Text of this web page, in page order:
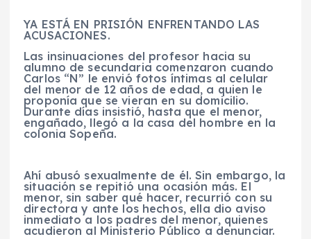
YA ESTÁ EN PRISIÓN ENFRENTANDO LAS
ACUSACIONES.
Las insinuaciones del profesor hacia su
alumno de secundaria comenzaron cuando
Carlos “N” le envió fotos íntimas al celular
del menor de 12 años de edad, a quien le
proponía que se vieran en su domicilio.
Durante días insistió, hasta que el menor,
engañado, llegó a la casa del hombre en la
colonia Sopeña.
Ahí abusó sexualmente de él. Sin embargo, la
situación se repitió una ocasión más. El
menor, sin saber qué hacer, recurrió con su
directora y ante los hechos, ella dio aviso
inmediato a los padres del menor, quienes
acudieron al Ministerio Público a denunciar.